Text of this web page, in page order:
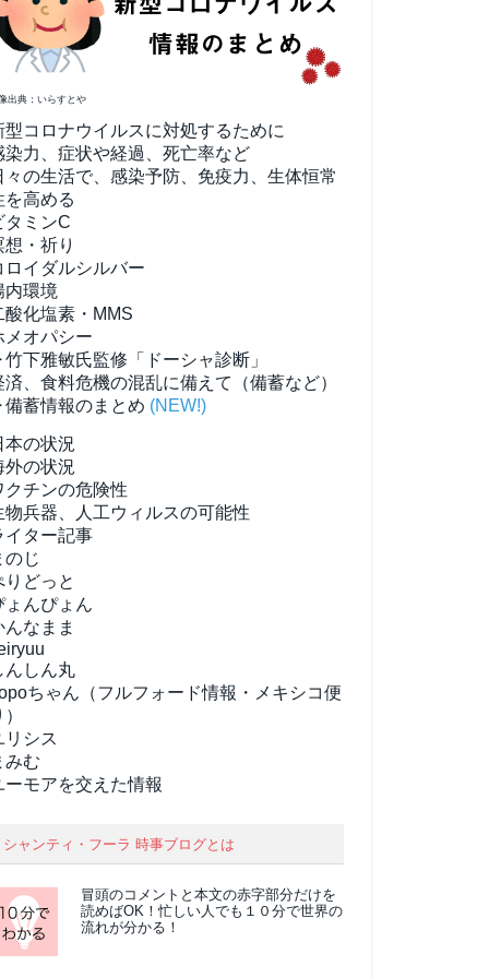
出典：いらすとや
型コロナウイルスに対処するために
染力、症状や経過、死亡率など
々の生活で、感染予防、免疫力、生体恒常
を高める
タミンC
想・祈り
ロイダルシルバー
内環境
酸化塩素・MMS
メオパシー
下雅敏氏監修「ドーシャ診断」
済、食料危機の混乱に備えて（備蓄など）
蓄情報のまとめ (NEW!)
本の状況
外の状況
クチンの危険性
物兵器、人工ウィルスの可能性
イター記事
のじ
りどっと
ょんぴょん
んなまま
んしん丸
ちゃん（フルフォード情報・メキシコ便
リシス
みむ
ーモアを交えた情報
シャンティ・フーラ 時事ブログとは
冒頭のコメントと本文の赤字部分だけを
読めばOK！忙しい人でも１０分で世界の
流れが分かる！